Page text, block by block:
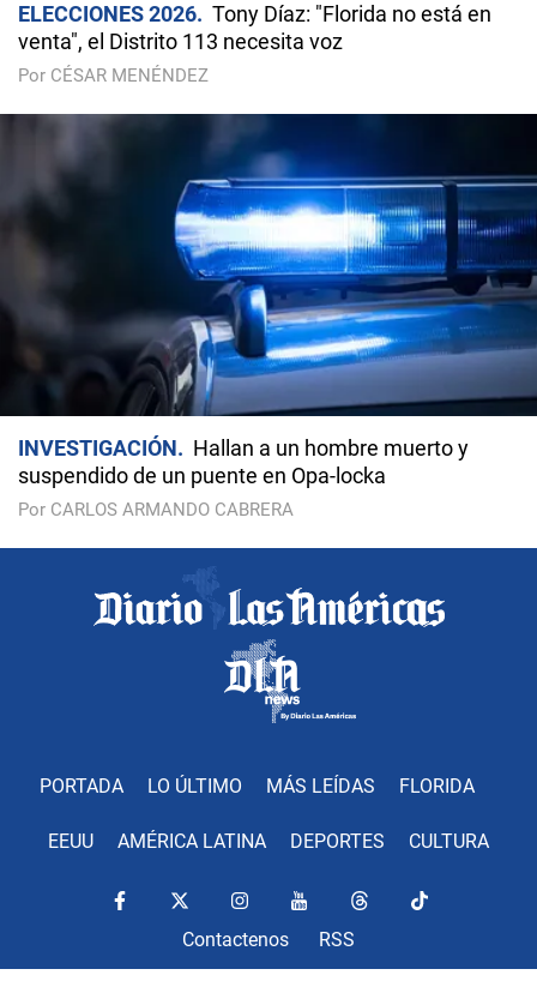
ELECCIONES 2026
Tony Díaz: "Florida no está en
venta", el Distrito 113 necesita voz
Por CÉSAR MENÉNDEZ
INVESTIGACIÓN
Hallan a un hombre muerto y
suspendido de un puente en Opa-locka
Por CARLOS ARMANDO CABRERA
PORTADA LO ÚLTIMO MÁS LEÍDAS FLORIDA
EEUU AMÉRICA LATINA DEPORTES CULTURA
Contactenos RSS